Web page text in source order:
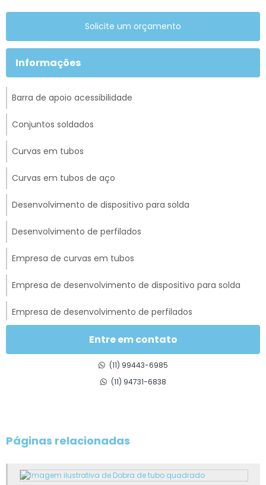
Solicite um orçamento
Informações
Barra de apoio acessibilidade
Conjuntos soldados
Curvas em tubos
Curvas em tubos de aço
Desenvolvimento de dispositivo para solda
Desenvolvimento de perfilados
Empresa de curvas em tubos
Empresa de desenvolvimento de dispositivo para solda
Empresa de desenvolvimento de perfilados
Empresa de estamparia
Empresa de estampo
Estampagem automotiva
Estamparia automotiva
Entre em contato
(11) 99443-6985
(11) 94731-6838
Páginas relacionadas